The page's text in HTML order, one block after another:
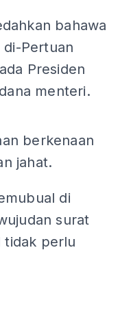
bahawa
di-Pertuan
Presiden
menteri.
berkenaan
jahat.
di
surat
tidak perlu